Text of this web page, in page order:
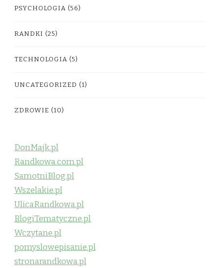
PSYCHOLOGIA (56)
RANDKI (25)
TECHNOLOGIA (5)
UNCATEGORIZED (1)
ZDROWIE (10)
DonMajk.pl
Randkowa.com.pl
SamotniBlog.pl
Wszelakie.pl
UlicaRandkowa.pl
BlogiTematyczne.pl
Wczytane.pl
pomyslowepisanie.pl
stronarandkowa.pl